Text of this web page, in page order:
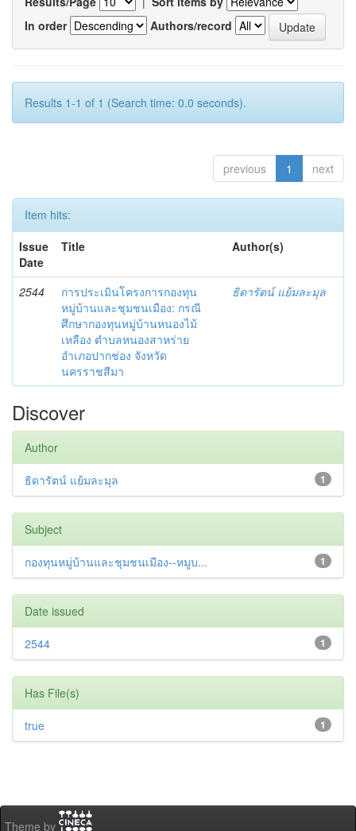
In order
Authors/record
Results 1-1 of 1 (Search time: 0.0 seconds).
previous 1 next
Item hits:
Issue
Date
Title Author(s)
2544
การประเมินโครงการกองทุน
หมู่บ้านและชุมชนเมือง: กรณี
ศึกษากองทุนหมู่บ้านหนองไม้
เหลือง ตำบลหนองสาหร่าย
อำเภอปากช่อง จังหวัด
นครราชสีมา
ธิดารัตน์ แย้มละมุล
Discover
Author
1
ธิดารัตน์ แย้มละมุล
Subject
1
กองทุนหมู่บ้านและชุมชนเมือง--หมูบ...
Date issued
1
2544
Has File(s)
1
true
Theme by